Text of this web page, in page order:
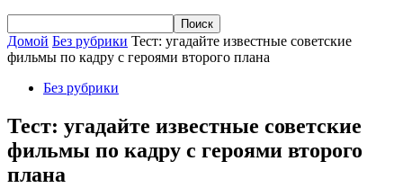
Домой Без рубрики Тест: угадайте известные советские
фильмы по кадру с героями второго плана
Без рубрики
Тест: угадайте известные советские
фильмы по кадру с героями второго
плана